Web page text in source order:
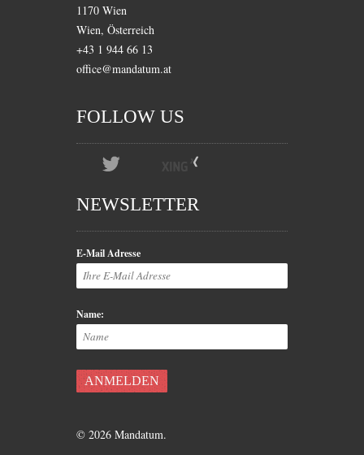
1170 Wien
Wien, Österreich
+43 1 944 66 13
office@mandatum.at
FOLLOW US
NEWSLETTER
E-Mail Adresse
Name:
© 2026 Mandatum.